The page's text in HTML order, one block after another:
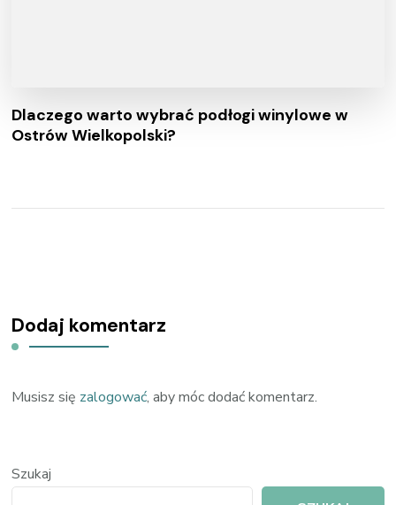
Dlaczego warto wybrać podłogi winylowe w
Ostrów Wielkopolski?
Dodaj komentarz
Musisz się zalogować, aby móc dodać komentarz.
Szukaj